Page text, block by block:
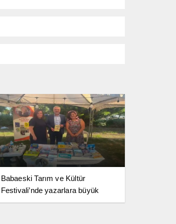
Babaeski Tarım ve Kültür
Festivali’nde yazarlara büyük
destek